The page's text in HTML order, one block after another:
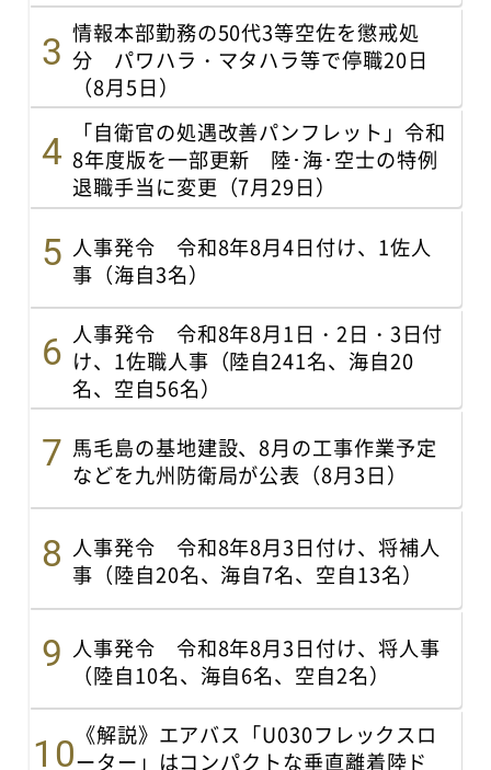
情報本部勤務の50代3等空佐を懲戒処
分 パワハラ・マタハラ等で停職20日
（8月5日）
「自衛官の処遇改善パンフレット」令和
8年度版を一部更新 陸･海･空士の特例
退職手当に変更（7月29日）
人事発令 令和8年8月4日付け、1佐人
事（海自3名）
人事発令 令和8年8月1日・2日・3日付
け、1佐職人事（陸自241名、海自20
名、空自56名）
馬毛島の基地建設、8月の工事作業予定
などを九州防衛局が公表（8月3日）
人事発令 令和8年8月3日付け、将補人
事（陸自20名、海自7名、空自13名）
人事発令 令和8年8月3日付け、将人事
（陸自10名、海自6名、空自2名）
《解説》エアバス「U030フレックスロ
ーター」はコンパクトな垂直離着陸ド